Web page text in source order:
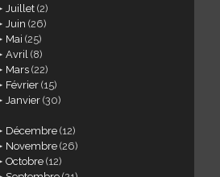
Juillet (2)
Juin (26)
Mai (25)
Avril (8)
Mars (22)
Février (15)
Janvier (30)
Décembre (12)
Novembre (26)
Octobre (12)